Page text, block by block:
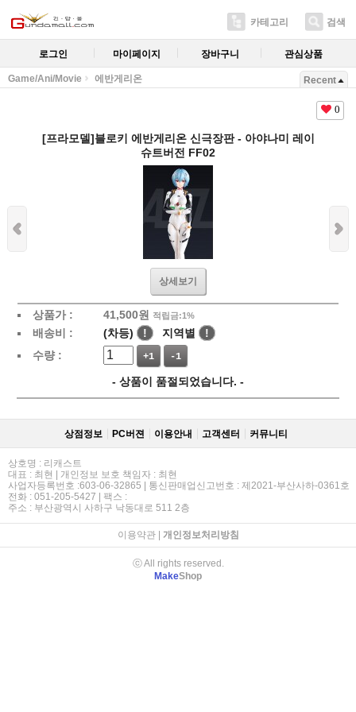
카테고리 검색
로그인 마이페이지 장바구니 관심상품
Game/Ani/Movie 에반게리온 Recent
0
[프라모델]블로키 에반게리온 신극장판 - 아야나미 레이
슈트버전 FF02
상세보기
상품가 : 41,500원 적립금:1%
배송비 : (차등) ! 지역별
!
수량 :
+1 -1
- 상품이 품절되었습니다. -
상점정보 PC버젼 이용안내 고객센터 커뮤니티
상호명 : 리캐스트
대표 : 최현 | 개인정보 보호 책임자 : 최현
사업자등록번호 :603-06-32865 | 통신판매업신고번호 : 제2021-부산사하-0361호
전화 : 051-205-5427 | 팩스 :
주소 : 부산광역시 사하구 낙동대로 511 2층
이용약관| 개인정보처리방침
ⓒ All rights reserved.
MakeShop